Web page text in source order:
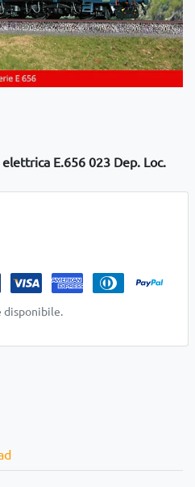
E.656 023 Dep. Loc.
disponibile.